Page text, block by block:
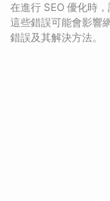
在進行 SEO 優化時
這些錯誤可能會影響
錯誤及其解決方法。